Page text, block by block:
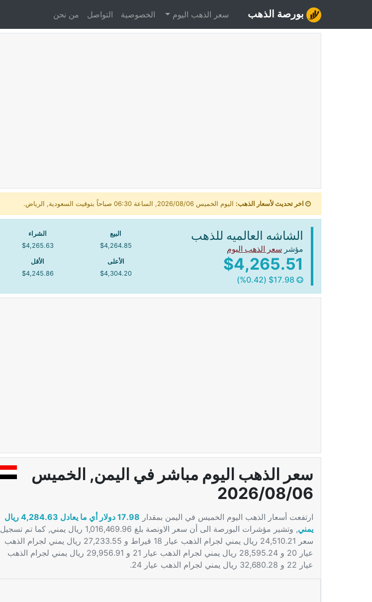
بورصة الذهب سعر الذهب اليوم الخصوصية التواصل من نحن
اخر تحديث لأسعار الذهب: اليوم الخميس 2026/08/06, الساعة 06:30 صباحاً بتوقيت السعودية, الرياض.
الشاشه العالميه للذهب
مؤشر سعر الذهب اليوم
$4,265.51
البيع
$4,264.85
الشراء
$4,265.63
الأعلى
$4,304.20
الأقل
$4,245.86
سعر الذهب اليوم مباشر في اليمن, الخميس
2026/08/06
ارتفعت أسعار الذهب اليوم الخميس في اليمن بمقدار
17.98 دولار أي ما يعادل 4,284.63 ريال
يمني
, وتشير مؤشرات البورصة الى أن سعر الاونصة بلغ 1,016,469.96 ريال يمني, كما تم تسجيل
سعر 24,510.21 ريال يمني لجرام الذهب عيار 18 قيراط و 27,233.55 ريال يمني لجرام الذهب
عيار 20 و 28,595.24 ريال يمني لجرام الذهب عيار 21 و 29,956.91 ريال يمني لجرام الذهب
عيار 22 و 32,680.28 ريال يمني لجرام الذهب عيار 24.